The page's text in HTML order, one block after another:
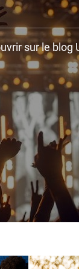
sur le blog